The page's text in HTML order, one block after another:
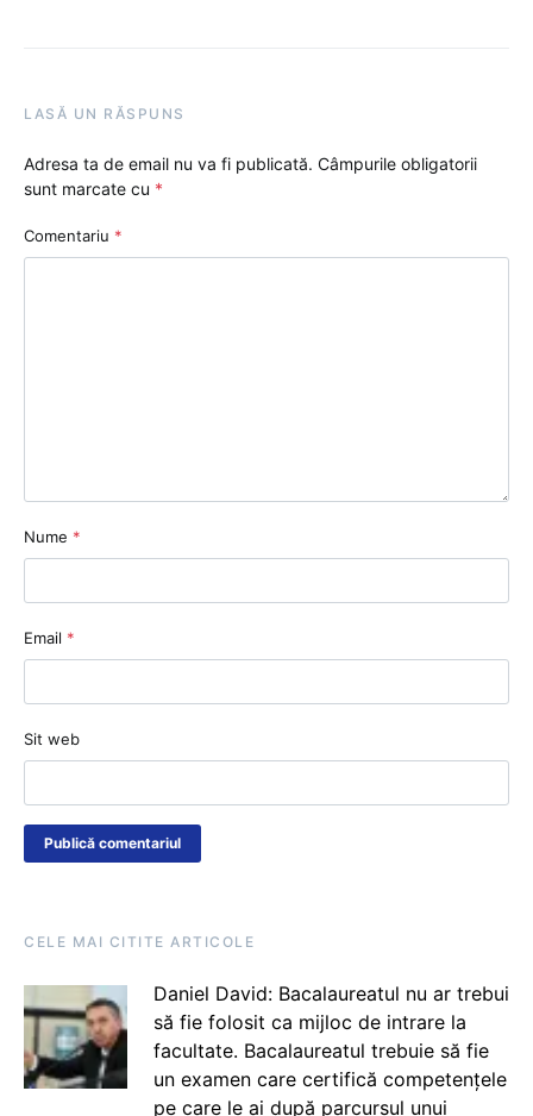
LASĂ UN RĂSPUNS
Adresa ta de email nu va fi publicată. Câmpurile obligatorii
sunt marcate cu *
Comentariu *
Nume *
Email *
Sit web
CELE MAI CITITE ARTICOLE
Daniel David: Bacalaureatul nu ar trebui
să fie folosit ca mijloc de intrare la
facultate. Bacalaureatul trebuie să fie
un examen care certifică competențele
pe care le ai după parcursul unui